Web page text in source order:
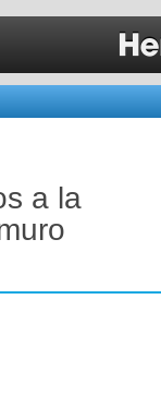
a la